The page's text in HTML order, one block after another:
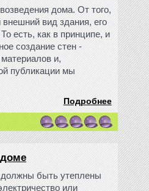
дома. От того,
вид здания, его
есть, как в принципе, и
создание стен -
и,
публикации мы
Подробнее
быть утеплены
или